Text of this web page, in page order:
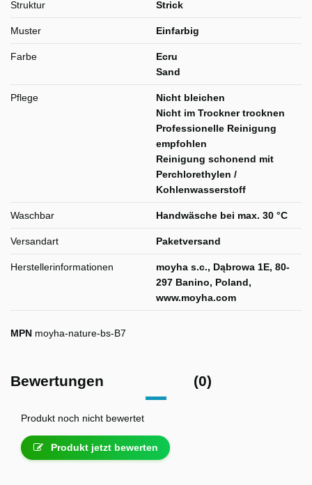
Struktur Strick
Muster Einfarbig
Farbe
Ecru
Sand
Pflege
Nicht bleichen
Nicht im Trockner trocknen
Professionelle Reinigung
empfohlen
Reinigung schonend mit
Perchlorethylen /
Kohlenwasserstoff
Waschbar Handwäsche bei max. 30 °C
Versandart Paketversand
Herstellerinformationen
moyha s.c., Dąbrowa 1E, 80-
297 Banino, Poland,
www.moyha.com
MPN moyha-nature-bs-B7
Bewertungen (0)
Produkt noch nicht bewertet
Produkt jetzt bewerten